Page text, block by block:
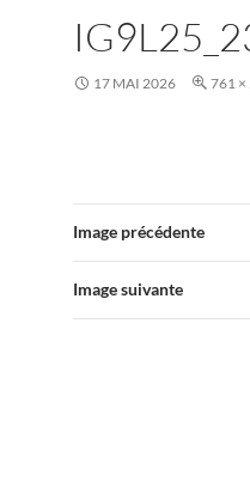
17 MAI 2026 761 ×
Image précédente
Image suivante